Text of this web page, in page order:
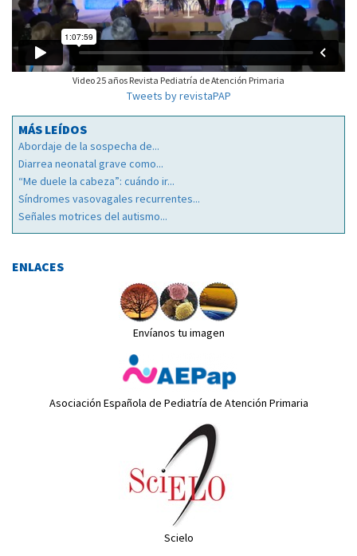
Video 25 años Revista Pediatría de Atención Primaria
Tweets by revistaPAP
MÁS LEÍDOS
Abordaje de la sospecha de...
Diarrea neonatal grave como...
“Me duele la cabeza”: cuándo ir...
Síndromes vasovagales recurrentes...
Señales motrices del autismo...
ENLACES
Envíanos tu imagen
Asociación Española de Pediatría de Atención Primaria
Scielo